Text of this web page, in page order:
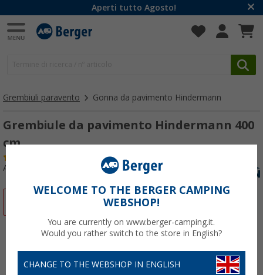
Aperti tutto Agosto!
Grembiuli paravento Gonna da pavimento Hindermann
Grembiule da pavimento Hindermann 400
cm
Articolo n: 245420
WELCOME TO THE BERGER CAMPING
WEBSHOP!
You are currently on www.berger-camping.it.
Would you rather switch to the store in English?
CHANGE TO THE WEBSHOP IN ENGLISH